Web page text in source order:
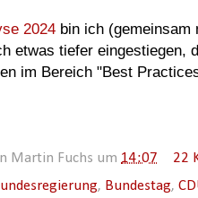
2024 bin ich (gemeinsam
etwas tiefer eingestiegen,
im Bereich "Best
Martin Fuchs um 14:07
22
, Bundestag,